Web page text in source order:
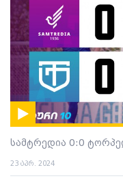
სამტრედია 0:0
23 აპრ. 2024